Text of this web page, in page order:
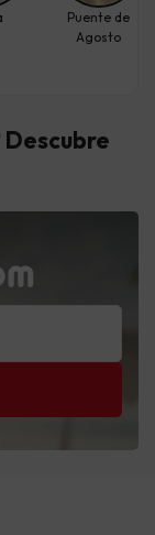
Puente de
Agosto